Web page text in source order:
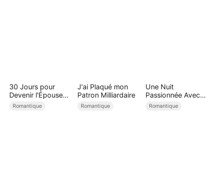
30 Jours pour
Devenir l'Épouse
du Roi de la Mafia
Romantique
J'ai Plaqué mon
Patron Milliardaire
Romantique
Une Nuit
Passionnée Avec
Le PDG ( Doublé )
Romantique